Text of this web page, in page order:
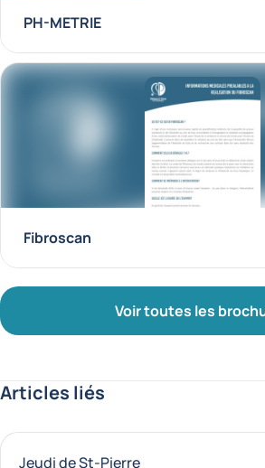
PH-METRIE
Fibroscan
Voir toutes les
Articles liés
Jeudi de St-Pierre